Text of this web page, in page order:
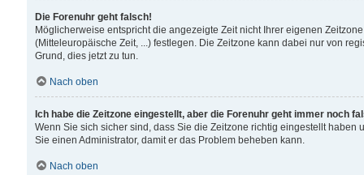
Die Forenuhr geht falsch!
Möglicherweise entspricht die angezeigte Zeit nicht Ihrer eigenen
(Mitteleuropäische Zeit, ...) festlegen. Die Zeitzone kann dabei nur von
Grund, dies jetzt zu tun.
Nach oben
Ich habe die Zeitzone eingestellt, aber die Forenuhr geht immer noch
Wenn Sie sich sicher sind, dass Sie die Zeitzone richtig eingestellt
Sie einen Administrator, damit er das Problem beheben kann.
Nach oben